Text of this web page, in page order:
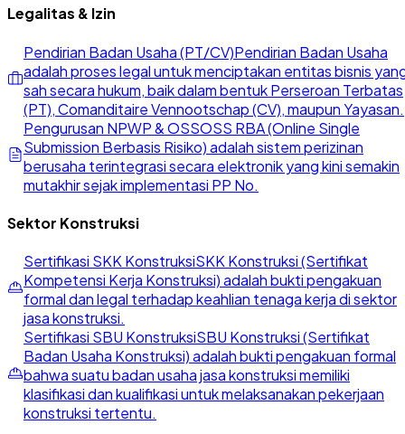
Legalitas & Izin
Pendirian Badan Usaha (PT/CV)Pendirian Badan Usaha
adalah proses legal untuk menciptakan entitas bisnis
sah secara hukum, baik dalam bentuk Perseroan Terbatas
(PT), Comanditaire Vennootschap (CV), maupun Yayasan.
Pengurusan NPWP & OSSOSS RBA (Online Single
Submission Berbasis Risiko) adalah sistem perizinan
berusaha terintegrasi secara elektronik yang kini semakin
mutakhir sejak implementasi PP No.
Sektor Konstruksi
Sertifikasi SKK KonstruksiSKK Konstruksi (Sertifikat
Kompetensi Kerja Konstruksi) adalah bukti pengakuan
formal dan legal terhadap keahlian tenaga kerja di sektor
jasa konstruksi.
Sertifikasi SBU KonstruksiSBU Konstruksi (Sertifikat
Badan Usaha Konstruksi) adalah bukti pengakuan formal
bahwa suatu badan usaha jasa konstruksi memiliki
klasifikasi dan kualifikasi untuk melaksanakan pekerjaan
konstruksi tertentu.